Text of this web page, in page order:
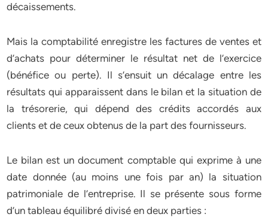
décaissements.
Mais la comptabilité enregistre les factures de ventes et
d’achats pour déterminer le résultat net de l’exercice
(bénéfice ou perte). Il s’ensuit un décalage entre les
résultats qui apparaissent dans le bilan et la situation de
la trésorerie, qui dépend des crédits accordés aux
clients et de ceux obtenus de la part des fournisseurs.
Le bilan est un document comptable qui exprime à une
date donnée (au moins une fois par an) la situation
patrimoniale de l’entreprise. Il se présente sous forme
d’un tableau équilibré divisé en deux parties :